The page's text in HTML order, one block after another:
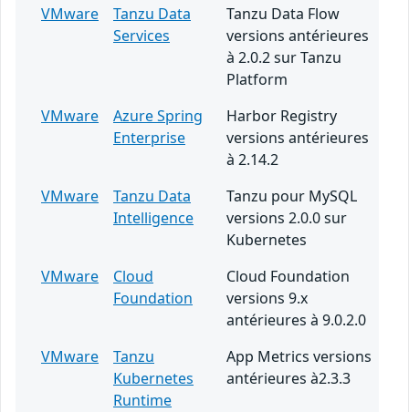
VMware
Tanzu Data
Services
Tanzu Data Flow
versions antérieures
à 2.0.2 sur Tanzu
Platform
VMware
Azure Spring
Enterprise
Harbor Registry
versions antérieures
à 2.14.2
VMware
Tanzu Data
Intelligence
Tanzu pour MySQL
versions 2.0.0 sur
Kubernetes
VMware
Cloud
Foundation
Cloud Foundation
versions 9.x
antérieures à 9.0.2.0
VMware
Tanzu
Kubernetes
Runtime
App Metrics versions
antérieures à2.3.3